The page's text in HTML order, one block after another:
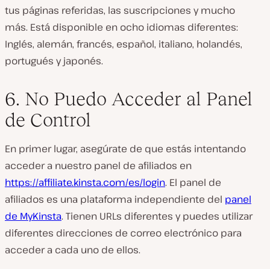
tus páginas referidas, las suscripciones y mucho
más. Está disponible en ocho idiomas diferentes:
Inglés, alemán, francés, español, italiano, holandés,
portugués y japonés.
6. No Puedo Acceder al Panel
de Control
En primer lugar, asegúrate de que estás intentando
acceder a nuestro panel de afiliados en
https://affiliate.kinsta.com/es/login. El panel de
afiliados es una plataforma independiente del panel
de MyKinsta. Tienen URLs diferentes y puedes utilizar
diferentes direcciones de correo electrónico para
acceder a cada uno de ellos.